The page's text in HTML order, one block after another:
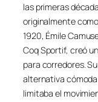
las primeras
originalmente
1920, Émile
Coq Sportif, creó
para corredores.
alternativa
limitaba el